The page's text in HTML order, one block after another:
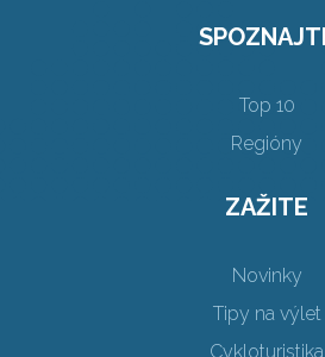
Top 10
Regióny
ZAŽITE
Novinky
Tipy na výlet
Cykloturistika